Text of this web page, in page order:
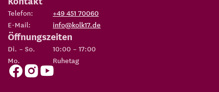
Telefon:
+49 451 70060
E-Mail:
info@kolk17.de
Öffnungszeiten
Di. – So.
10:00 – 17:00
Mo.
Ruhetag